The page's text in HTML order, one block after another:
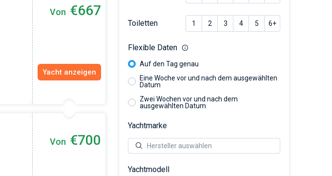
Von €667
Yacht anzeigen
Von €700
Toiletten 1 2 3 4 5 6+
Flexible Daten
Auf den Tag genau
Eine Woche vor und nach dem ausgewählten
Datum
Zwei Wochen vor und nach dem
ausgewählten Datum
Yachtmarke
Yachtmodell